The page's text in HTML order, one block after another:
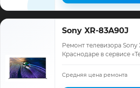
Sony XR-83A90J
Ремонт телевизора Sony
Краснодаре в сервисе
ремонта, запчасти и
месяцев.
Средняя цена ремонта